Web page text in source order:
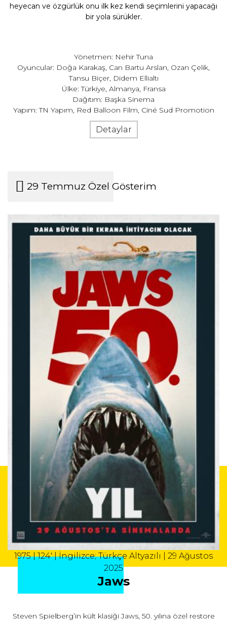
heyecan ve özgürlük onu ilk kez kendi seçimlerini yapacağı
bir yola sürükler.
Yönetmen: Nehir Tuna
Oyuncular: Doğa Karakaş, Can Bartu Arslan, Ozan Çelik,
Tansu Biçer, Didem Ellialtı
Ülke: Türkiye, Almanya, Fransa
Dağıtım: Başka Sinema
Yapım: TN Yapım, Red Balloon Film, Ciné Sud Promotion
Detaylar
29 Temmuz Özel Gösterim
1975 | 124' | İngilizce; Türkçe Altyazılı | 29 Ağustos
2025
Jaws
Steven Spielberg’in kült klasiği Jaws, 50. yılına özel restore